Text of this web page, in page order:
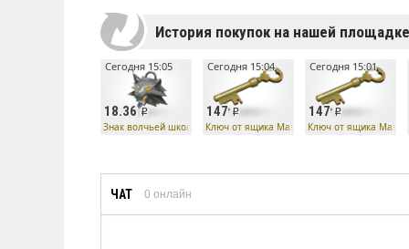
История покупок на нашей площадке
18.36
Сегодня 15:05
Знак волчьей школы
147
Сегодня 15:04
Ключ от ящика Манн Ко
147
Сегодня 15:01
Ключ от ящика Манн
ЧАТ 0 онлайн